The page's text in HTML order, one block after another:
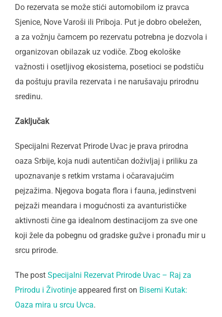
Do rezervata se može stići automobilom iz pravca
Sjenice, Nove Varoši ili Priboja. Put je dobro obeležen,
a za vožnju čamcem po rezervatu potrebna je dozvola i
organizovan obilazak uz vodiče. Zbog ekološke
važnosti i osetljivog ekosistema, posetioci se podstiču
da poštuju pravila rezervata i ne narušavaju prirodnu
sredinu.
Zaključak
Specijalni Rezervat Prirode Uvac je prava prirodna
oaza Srbije, koja nudi autentičan doživljaj i priliku za
upoznavanje s retkim vrstama i očaravajućim
pejzažima. Njegova bogata flora i fauna, jedinstveni
pejzaži meandara i mogućnosti za avanturističke
aktivnosti čine ga idealnom destinacijom za sve one
koji žele da pobegnu od gradske gužve i pronađu mir u
srcu prirode.
The post Specijalni Rezervat Prirode Uvac – Raj za
Prirodu i Životinje appeared first on Biserni Kutak:
Oaza mira u srcu Uvca.